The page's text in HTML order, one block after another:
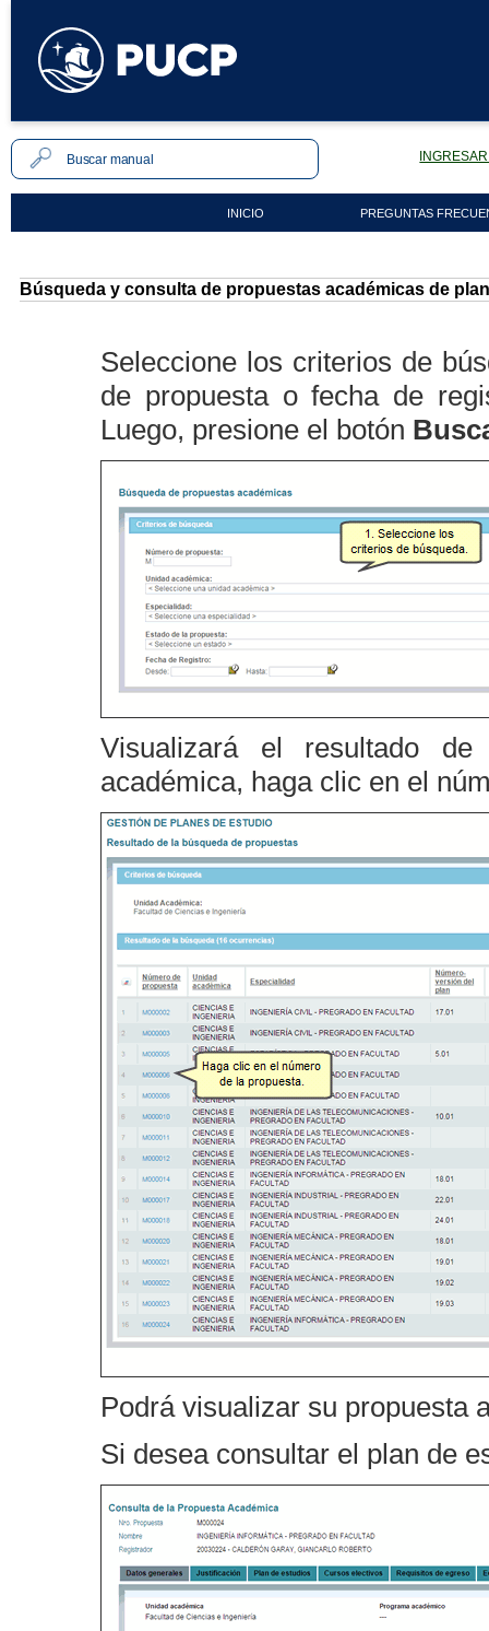
INICIO PREGUNTAS
Búsqueda y consulta de propuestas académicas de
Seleccione los criterios de
de propuesta o fecha de
Luego, presione el botón
Visualizará el resultado
académica, haga clic en el
Podrá visualizar su propuesta
Si desea consultar el plan de